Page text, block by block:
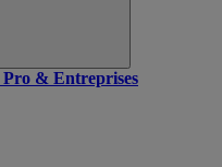
Pro & Entreprises